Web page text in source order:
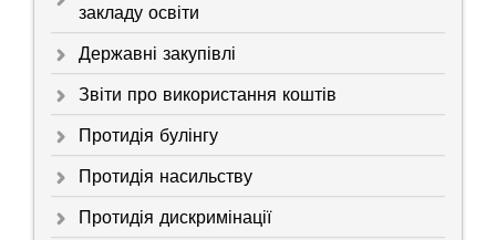
закладу освіти
Державні закупівлі
Звіти про використання коштів
Протидія булінгу
Протидія насильству
Протидія дискримінації